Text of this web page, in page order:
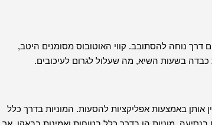
נוחה להסתובב. קווי האוטובוס מסומנים היטב,
כבדה בשעות השיא, מה שעלול לגרום לעיכובים.
אותן באמצעות אפליקציות להסעות. המוניות בדרך כלל